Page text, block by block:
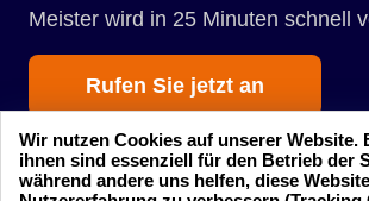
Meister wird in 25 Minuten schnell
Rufen Sie jetzt an
Wir nutzen Cookies auf unserer Website.
ihnen sind essenziell für den Betrieb der
während andere uns helfen, diese